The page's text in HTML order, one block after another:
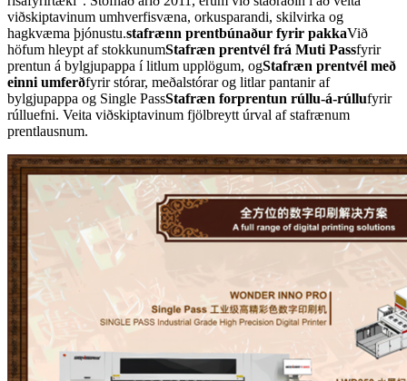
viðskiptavinum umhverfisvæna, orkusparandi, skilvirka og
hagkvæma þjónustu.stafrænn prentbúnaður fyrir pakkaVið
höfum hleypt af stokkunumStafræn prentvél frá Muti Passfyrir
prentun á bylgjupappa í litlum upplögum, ogStafræn prentvél með
einni umferðfyrir stórar, meðalstórar og litlar pantanir af
bylgjupappa og Single PassStafræn forprentun rúllu-á-rúllufyrir
rúlluefni. Veita viðskiptavinum fjölbreytt úrval af stafrænum
prentlausnum.